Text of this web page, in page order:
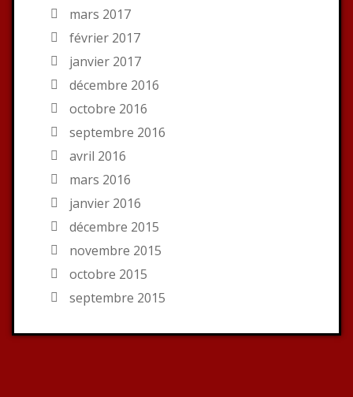
mars 2017
février 2017
janvier 2017
décembre 2016
octobre 2016
septembre 2016
avril 2016
mars 2016
janvier 2016
décembre 2015
novembre 2015
octobre 2015
septembre 2015